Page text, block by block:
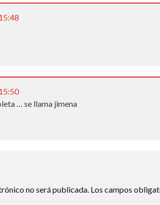
… se llama jimena
no será publicada. Los campos